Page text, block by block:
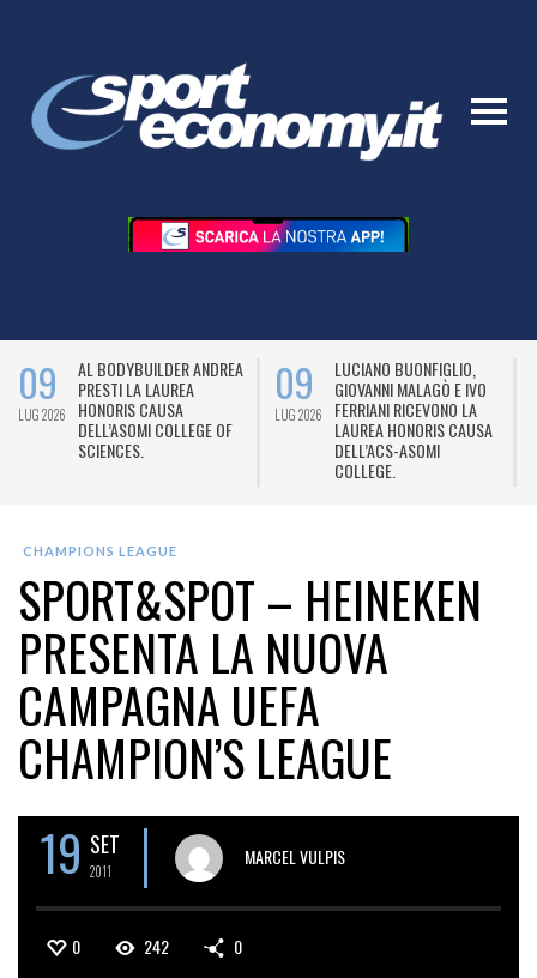
09
LUG 2026
AL BODYBUILDER ANDREA
PRESTI LA LAUREA
HONORIS CAUSA
DELL’ASOMI COLLEGE OF
SCIENCES.
09
LUG 2026
LUCIANO BUONFIGLIO,
GIOVANNI MALAGÒ E IVO
FERRIANI RICEVONO LA
LAUREA HONORIS CAUSA
DELL’ACS-ASOMI
COLLEGE.
CHAMPIONS LEAGUE
SPORT&SPOT – HEINEKEN
PRESENTA LA NUOVA
CAMPAGNA UEFA
CHAMPION’S LEAGUE
19 SET
2011
MARCEL VULPIS
0 242 0